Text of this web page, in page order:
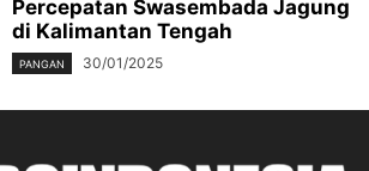
Percepatan Swasembada Jagung
di Kalimantan Tengah
PANGAN 30/01/2025